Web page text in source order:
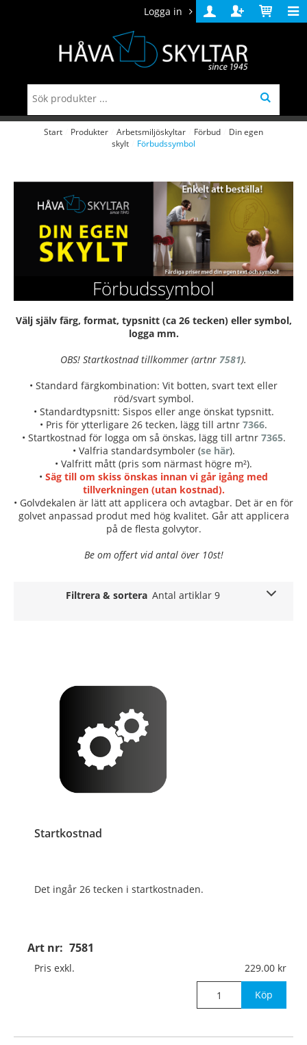
Logga in
Logga
in
Skapa
konto
Varukorg
Start Produkter Arbetsmiljöskyltar Förbud
Din egen
skylt
Förbudssymbol
Förbudssymbol
Välj själv färg, format, typsnitt (ca 26 tecken) eller symbol,
logga mm.
OBS! Startkostnad tillkommer (artnr 7581).
• Standard färgkombination: Vit botten, svart text eller
röd/svart symbol.
• Standardtypsnitt: Sispos eller ange önskat typsnitt.
• Pris för ytterligare 26 tecken, lägg till artnr 7366.
• Startkostnad för logga om så önskas, lägg till artnr 7365.
• Valfria standardsymboler (se här).
• Valfritt mått (pris som närmast högre m²).
• Säg till om skiss önskas innan vi går igång med
tillverkningen (utan kostnad).
• Golvdekalen är lätt att applicera och avtagbar. Det är en för
golvet anpassad produt med hög kvalitet. Går att applicera
på de flesta golvytor.
Be om offert vid antal över 10st!
Filtrera & sortera Antal artiklar 9
Startkostnad
Art nr: 7581
Det ingår 26 tecken i startkostnaden.
Pris exkl. 229.00
Köp